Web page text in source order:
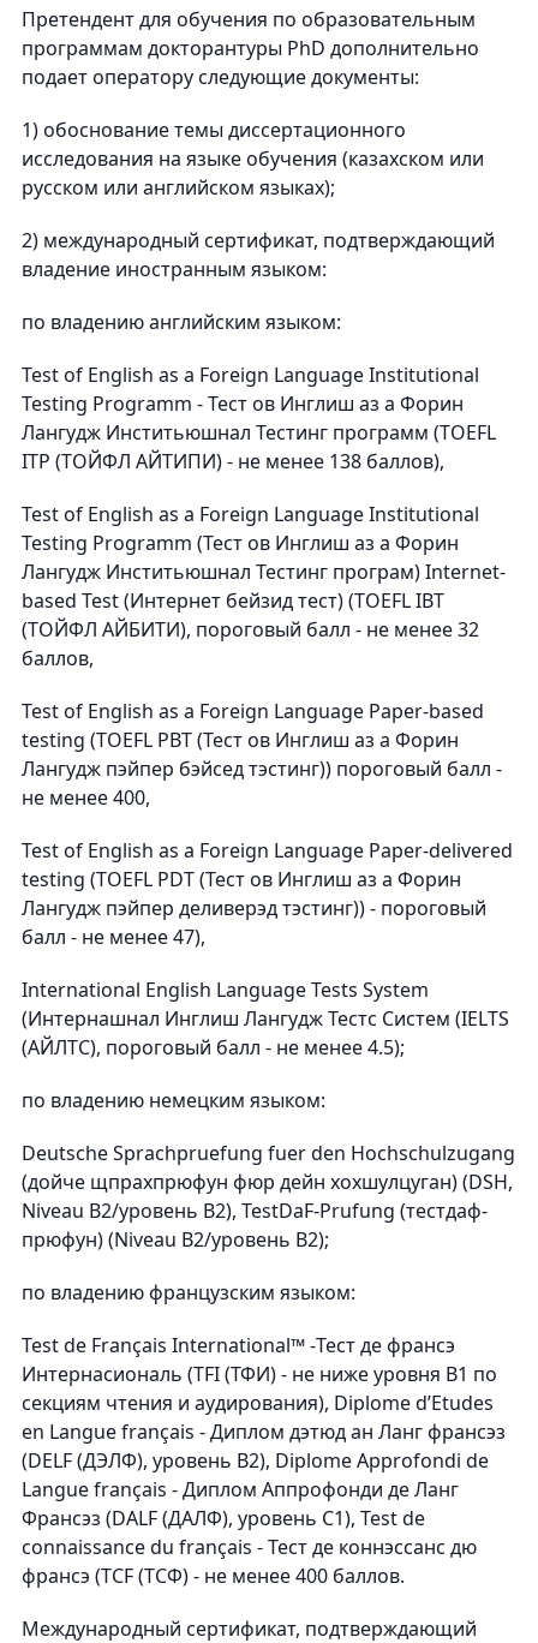
Претендент для обучения по образовательным
программам докторантуры PhD дополнительно
подает оператору следующие документы:
1) обоснование темы диссертационного
исследования на языке обучения (казахском или
русском или английском языках);
2) международный сертификат, подтверждающий
владение иностранным языком:
по владению английским языком:
Test of English as a Foreign Language Institutional
Testing Programm - Тест ов Инглиш аз а Форин
Лангудж Инститьюшнал Тестинг программ (TOEFL
ITP (ТОЙФЛ АЙТИПИ) - не менее 138 баллов),
Test of English as a Foreign Language Institutional
Testing Programm (Тест ов Инглиш аз а Форин
Лангудж Инститьюшнал Тестинг програм) Internet-
based Test (Интернет бейзид тест) (TOEFL IBT
(ТОЙФЛ АЙБИТИ), пороговый балл - не менее 32
баллов,
Test of English as a Foreign Language Paper-based
testing (TOEFL PBT (Тест ов Инглиш аз а Форин
Лангудж пэйпер бэйсед тэстинг)) пороговый балл -
не менее 400,
Test of English as a Foreign Language Paper-delivered
testing (TOEFL PDT (Тест ов Инглиш аз а Форин
Лангудж пэйпер деливерэд тэстинг)) - пороговый
балл - не менее 47),
International English Language Tests System
(Интернашнал Инглиш Лангудж Тестс Систем (IELTS
(АЙЛТС), пороговый балл - не менее 4.5);
по владению немецким языком:
Deutsche Sprachpruеfung fuеr den Hochschulzugang
(дойче щпрахпрюфун фюр дейн хохшулцуган) (DSH,
Niveau В2/уровень В2), TestDaF-Prufung (тестдаф-
прюфун) (Niveau В2/уровень В2);
по владению французским языком:
Test de Français International™ -Тест де франсэ
Интернасиональ (TFI (ТФИ) - не ниже уровня В1 по
секциям чтения и аудирования), Diplome d’Etudes
en Langue français - Диплом дэтюд ан Ланг франсэз
(DELF (ДЭЛФ), уровень B2), Diplome Approfondi de
Langue français - Диплом Аппрофонди де Ланг
Франсэз (DALF (ДАЛФ), уровень C1), Test de
connaissance du français - Тест де коннэссанс дю
франсэ (TCF (ТСФ) - не менее 400 баллов.
Международный сертификат, подтверждающий